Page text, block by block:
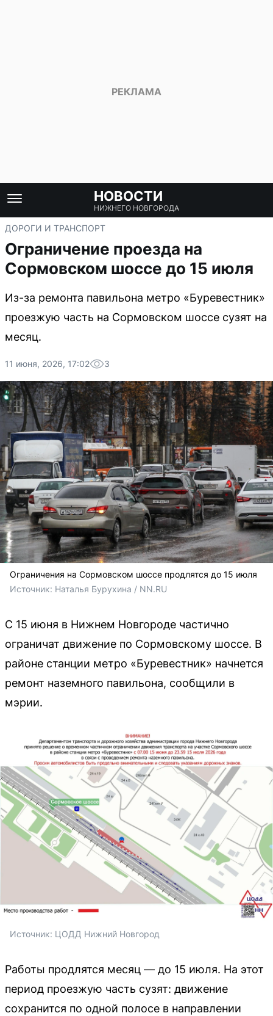
НОВОСТИ
НИЖНЕГО НОВГОРОДА
ДОРОГИ И ТРАНСПОРТ
Ограничение проезда на
Сормовском шоссе до 15 июля
Из-за ремонта павильона метро «Буревестник»
проезжую часть на Сормовском шоссе сузят на
месяц.
11 июня, 2026, 17:02 3
Ограничения на Сормовском шоссе продлятся до 15 июля
Источник: Наталья Бурухина / NN.RU
С 15 июня в Нижнем Новгороде частично
ограничат движение по Сормовскому шоссе. В
районе станции метро «Буревестник» начнется
ремонт наземного павильона, сообщили в
мэрии.
Источник: ЦОДД Нижний Новгород
Работы продлятся месяц — до 15 июля. На этот
период проезжую часть сузят: движение
сохранится по одной полосе в направлении